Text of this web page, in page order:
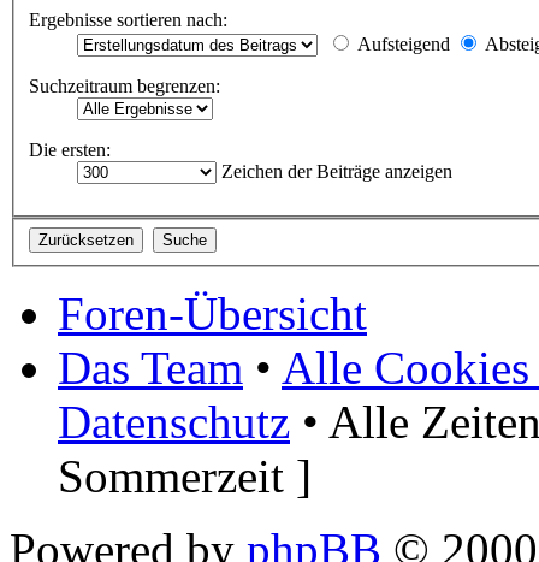
Ergebnisse sortieren nach:
Aufsteigend
Suchzeitraum begrenzen:
Die ersten:
Zeichen der Beiträge anzeigen
Foren-Übersicht
Das Team • Alle Cookies
Datenschutz • Alle
Sommerzeit ]
Powered by phpBB ©